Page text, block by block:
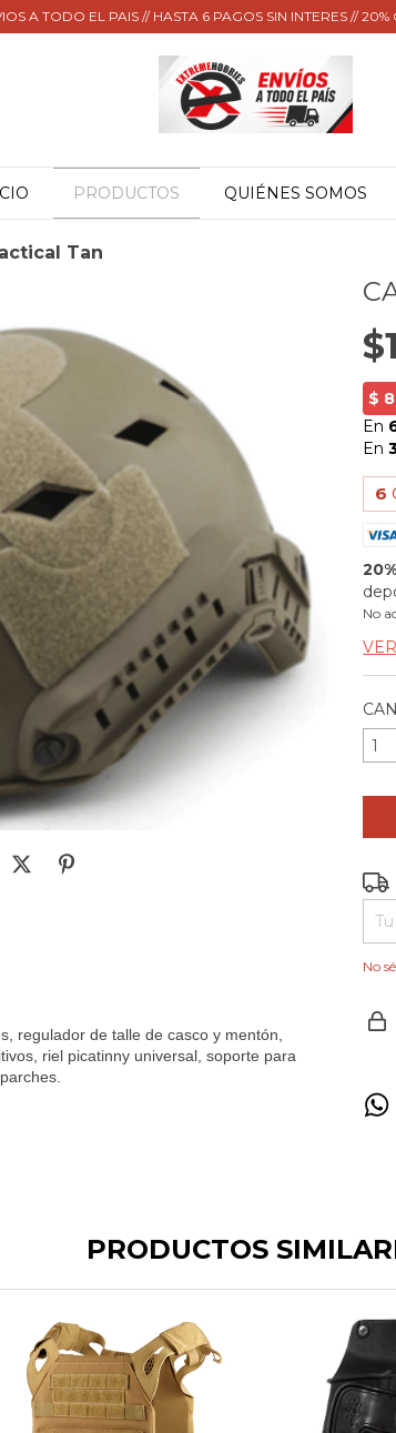
A TODO EL PAIS // HASTA 6 PAGOS SIN INTERES // 20%
PRODUCTOS QUIÉNES SOMOS
Tan
regulador de talle de casco y mentón,
riel picatinny universal, soporte para
6
No
No
PRODUCTOS